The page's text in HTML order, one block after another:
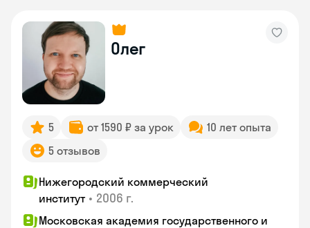
Олег
5 от 1590 ₽ за урок
10 лет опыта
5 отзывов
Нижегородский коммерческий
институт • 2006 г.
Московская академия государственного и